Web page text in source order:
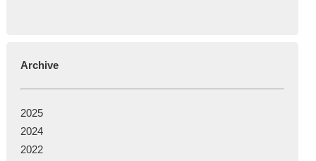
Archive
2025
2024
2022